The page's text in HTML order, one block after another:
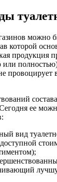
можно
которой
продукция
провоцирует
ее
вид